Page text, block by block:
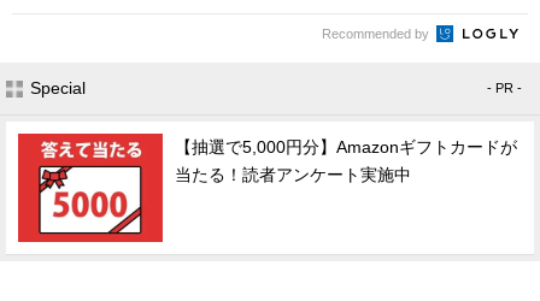
Recommended by
Special - PR -
【抽選で5,000円分】Amazonギフトカードが
当たる！読者アンケート実施中